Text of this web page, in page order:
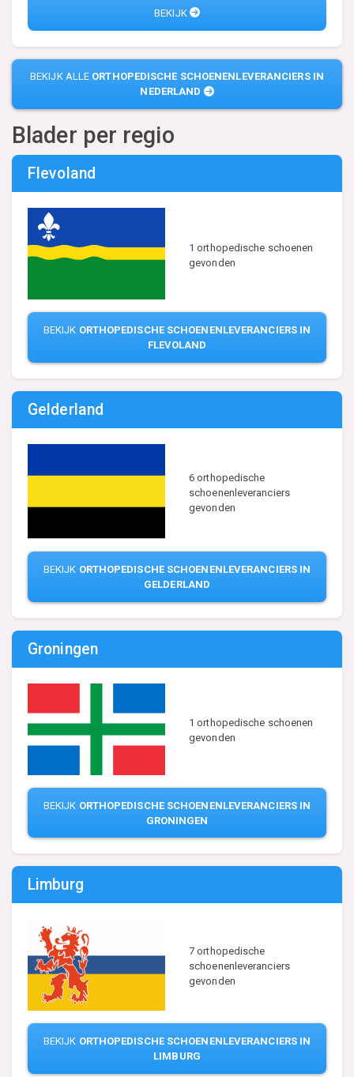
BEKIJK
BEKIJK ALLE ORTHOPEDISCHE SCHOENENLEVERANCIERS IN
NEDERLAND
Blader per regio
Flevoland
1 orthopedische schoenen
gevonden
BEKIJK ORTHOPEDISCHE SCHOENENLEVERANCIERS IN
FLEVOLAND
Gelderland
6 orthopedische
schoenenleveranciers
gevonden
BEKIJK ORTHOPEDISCHE SCHOENENLEVERANCIERS IN
GELDERLAND
Groningen
1 orthopedische schoenen
gevonden
BEKIJK ORTHOPEDISCHE SCHOENENLEVERANCIERS IN
GRONINGEN
Limburg
7 orthopedische
schoenenleveranciers
gevonden
BEKIJK ORTHOPEDISCHE SCHOENENLEVERANCIERS IN
LIMBURG